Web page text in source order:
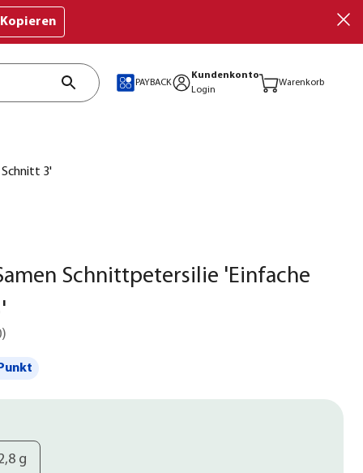
Kopieren
PAYBACK
Kundenkonto
Login
Warenkorb
Schnitt 3'
Schnittpetersilie 'Einfache
)
g